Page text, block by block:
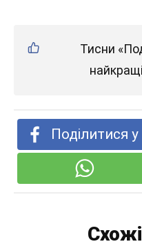
Тисни
Поділитися